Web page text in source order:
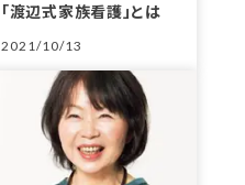
「渡辺式家族看護」とは
2021/10/13